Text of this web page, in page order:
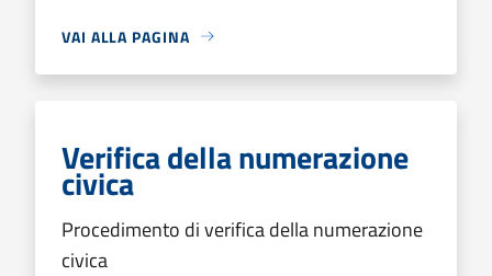
VAI ALLA PAGINA
Verifica della numerazione
civica
Procedimento di verifica della numerazione
civica